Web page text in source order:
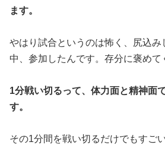
ます。
やはり試合というのは怖く、尻込み
中、参加したんです。存分に褒めて
1分戦い切るって、体力面と精神面
す。
その1分間を戦い切るだけでもすご